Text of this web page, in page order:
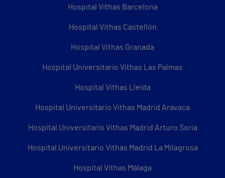
Hospital Vithas Barcelona
Hospital Vithas Castellón
Hospital Vithas Granada
Hospital Universitario Vithas Las Palmas
Hospital Vithas Lleida
Hospital Universitario Vithas Madrid Aravaca
Hospital Universitario Vithas Madrid Arturo Soria
Hospital Universitario Vithas Madrid La Milagrosa
Hospital Vithas Málaga